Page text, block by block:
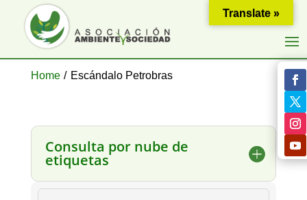
Home / Escándalo Petrobras
Consulta por nube de
etiquetas
Translate »